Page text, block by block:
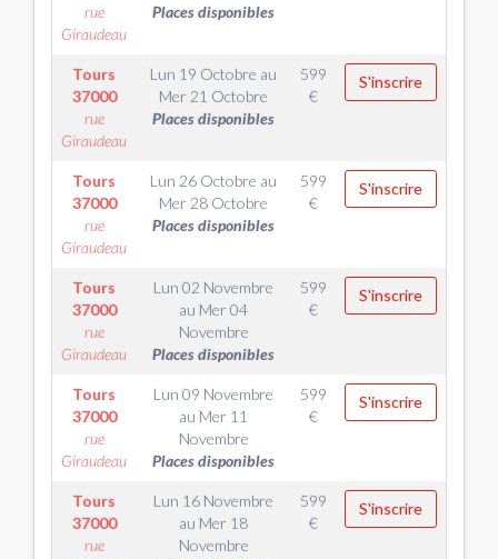
rue
Giraudeau
Places disponibles
Tours
37000
rue
Giraudeau
Lun 19 Octobre au
Mer 21 Octobre
Places disponibles
599
€
S'inscrire
Tours
37000
rue
Giraudeau
Lun 26 Octobre au
Mer 28 Octobre
Places disponibles
599
€
S'inscrire
Tours
37000
rue
Giraudeau
Lun 02 Novembre
au Mer 04
Novembre
Places disponibles
599
€
S'inscrire
Tours
37000
rue
Giraudeau
Lun 09 Novembre
au Mer 11
Novembre
Places disponibles
599
€
S'inscrire
Tours
37000
rue
Lun 16 Novembre
au Mer 18
Novembre
599
€
S'inscrire